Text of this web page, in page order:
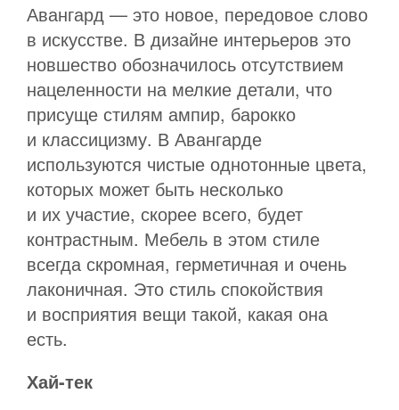
Авангард — это новое, передовое слово
в искусстве. В дизайне интерьеров это
новшество обозначилось отсутствием
нацеленности на мелкие детали, что
присуще стилям ампир, барокко
и классицизму. В Авангарде
используются чистые однотонные цвета,
которых может быть несколько
и их участие, скорее всего, будет
контрастным. Мебель в этом стиле
всегда скромная, герметичная и очень
лаконичная. Это стиль спокойствия
и восприятия вещи такой, какая она
есть.
Хай-тек